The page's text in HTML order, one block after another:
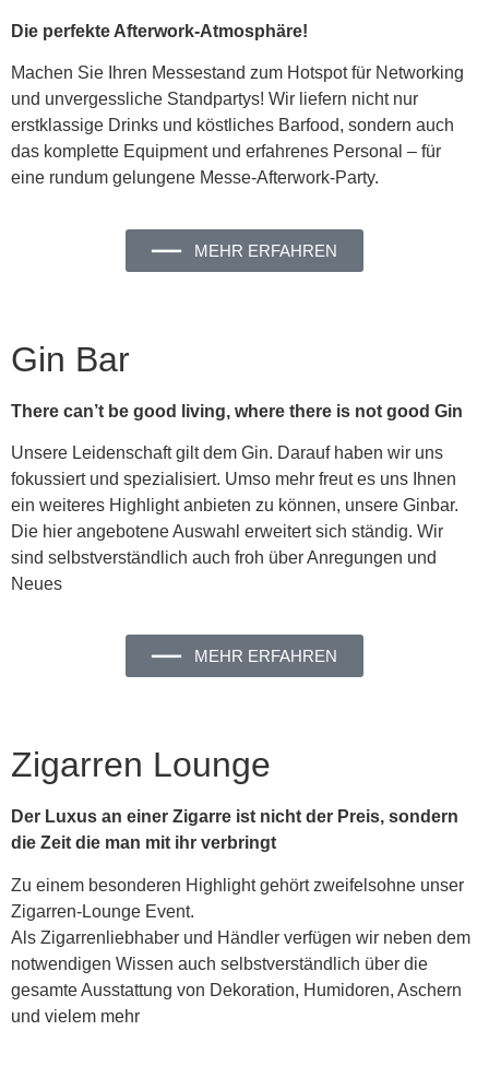
Die perfekte Afterwork-Atmosphäre!
Machen Sie Ihren Messestand zum Hotspot für Networking
und unvergessliche Standpartys! Wir liefern nicht nur
erstklassige Drinks und köstliches Barfood, sondern auch
das komplette Equipment und erfahrenes Personal – für
eine rundum gelungene Messe-Afterwork-Party.
━━━ MEHR ERFAHREN
Gin Bar
There can’t be good living, where there is not good Gin
Unsere Leidenschaft gilt dem Gin. Darauf haben wir uns
fokussiert und spezialisiert. Umso mehr freut es uns Ihnen
ein weiteres Highlight anbieten zu können, unsere Ginbar.
Die hier angebotene Auswahl erweitert sich ständig. Wir
sind selbstverständlich auch froh über Anregungen und
Neues
━━━ MEHR ERFAHREN
Zigarren Lounge
Der Luxus an einer Zigarre ist nicht der Preis, sondern
die Zeit die man mit ihr verbringt
Zu einem besonderen Highlight gehört zweifelsohne unser
Zigarren-Lounge Event.
Als Zigarrenliebhaber und Händler verfügen wir neben dem
notwendigen Wissen auch selbstverständlich über die
gesamte Ausstattung von Dekoration, Humidoren, Aschern
und vielem mehr